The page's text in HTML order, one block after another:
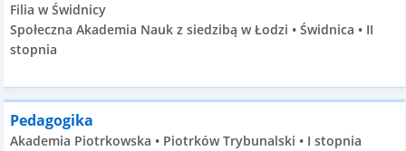
Filia w Świdnicy
Społeczna Akademia Nauk z siedzibą w Łodzi • Świdnica • II
stopnia
Pedagogika
Akademia Piotrkowska • Piotrków Trybunalski • I stopnia